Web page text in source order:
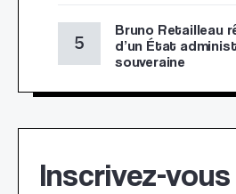
Bruno Retailleau
d’un État
souveraine
Inscrivez-vous